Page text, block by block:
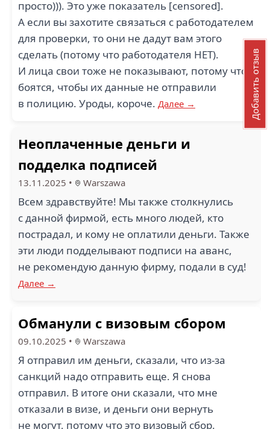
просто))). Это уже показатель [censored].
А если вы захотите связаться с работодателем
для проверки, то они не дадут вам этого
сделать (потому что работодателя НЕТ).
И лица свои тоже не показывают, потому что
боятся, чтобы их данные не отправили
в полицию. Уроды, короче. Далее →
Неоплаченные деньги и
подделка подписей
13.11.2025 • Warszawa
Всем здравствуйте! Мы также столкнулись
с данной фирмой, есть много людей, кто
пострадал, и кому не оплатили деньги. Также
эти люди подделывают подписи на аванс,
не рекомендую данную фирму, подали в суд!
Далее →
Обманули с визовым сбором
09.10.2025 • Warszawa
Я отправил им деньги, сказали, что из-за
санкций надо отправить еще. Я снова
отправил. В итоге они сказали, что мне
отказали в визе, и деньги они вернуть
не могут, потому что это визовый сбор.
Добавить отзыв